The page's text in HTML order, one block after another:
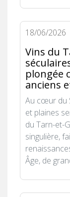
18/06/2026
Vins du
plongée
anciens
Au cœur du
et plaines
du Tarn-et-
singulière,
Âge, de